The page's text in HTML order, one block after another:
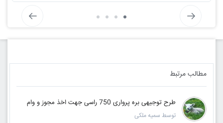
مطالب مرتبط
طرح توجیهی بره پرواری 750 راسی جهت اخذ مجوز و وام
توسط سمیه ملکی